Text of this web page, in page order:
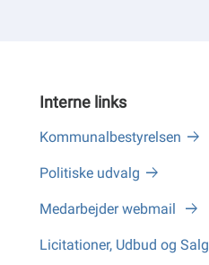
Interne links
Kommunalbestyrelsen
Politiske udvalg
Medarbejder webmail
Licitationer, Udbud og Salg